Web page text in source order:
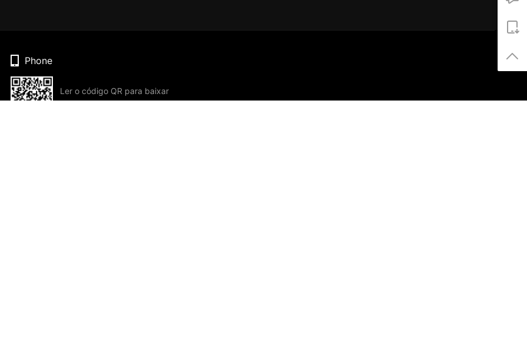
Phone
Ler o código QR para baixar
o App agora